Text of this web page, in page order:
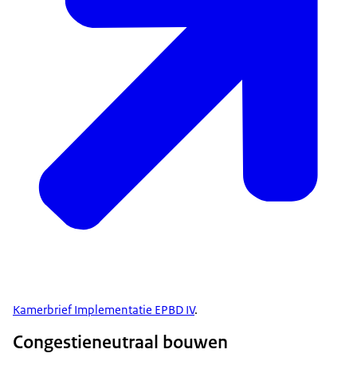
Kamerbrief Implementatie EPBD IV.
Congestieneutraal bouwen